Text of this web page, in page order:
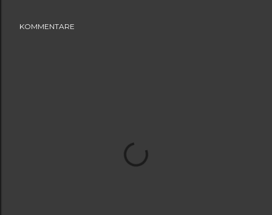
KOMMENTARE